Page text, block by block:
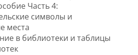
Часть 4:
символы и
места
в библиотеки и таблицы